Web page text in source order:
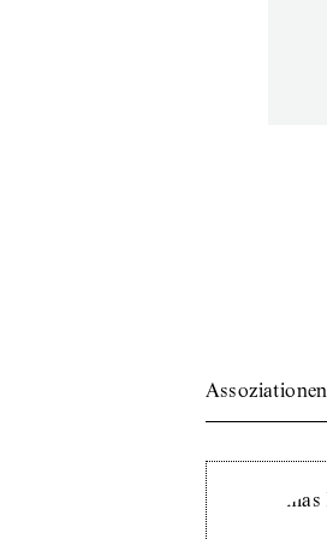
Assoziationen